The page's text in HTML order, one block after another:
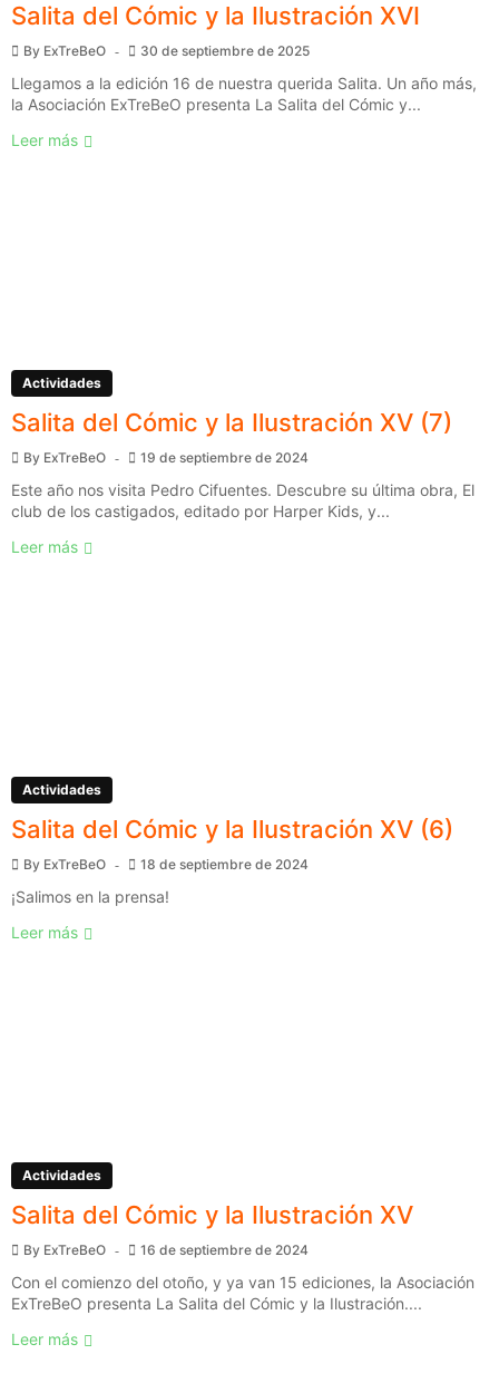
Salita del Cómic y la Ilustración XVI
By ExTreBeO 30 de septiembre de 2025
Llegamos a la edición 16 de nuestra querida Salita. Un año más,
la Asociación ExTreBeO presenta La Salita del Cómic y...
Leer más
Actividades
Salita del Cómic y la Ilustración XV (7)
By ExTreBeO 19 de septiembre de 2024
Este año nos visita Pedro Cifuentes. Descubre su última obra, El
club de los castigados, editado por Harper Kids, y...
Leer más
Actividades
Salita del Cómic y la Ilustración XV (6)
By ExTreBeO 18 de septiembre de 2024
¡Salimos en la prensa!
Leer más
Actividades
Salita del Cómic y la Ilustración XV
By ExTreBeO 16 de septiembre de 2024
Con el comienzo del otoño, y ya van 15 ediciones, la Asociación
ExTreBeO presenta La Salita del Cómic y la Ilustración....
Leer más